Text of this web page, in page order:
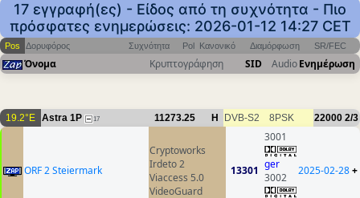
17 εγγραφή(ες) - Είδος από τη συχνότητα - Πιο
πρόσφατες ενημερώσεις: 2026-01-12 14:27 CET
Pos Δορυφόρος Συχνότητα Pol Κανονικό Διαμόρφωση SR/FEC
Όνομα Κρυπτογράφηση SID AudioΕνημέρωση
19.2°E Astra 1P 17 11273.25 H DVB-S2 8PSK 22000 2/3
ORF 2 Steiermark
Cryptoworks
Irdeto 2
Viaccess 5.0
VideoGuard
13301
3001
ger
3002
2025-02-28+